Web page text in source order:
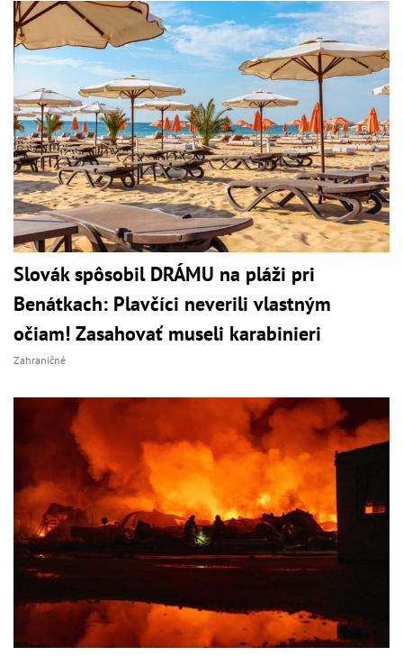
Slovák spôsobil DRÁMU na pláži pri
Benátkach: Plavčíci neverili vlastným
očiam! Zasahovať museli karabinieri
Zahraničné